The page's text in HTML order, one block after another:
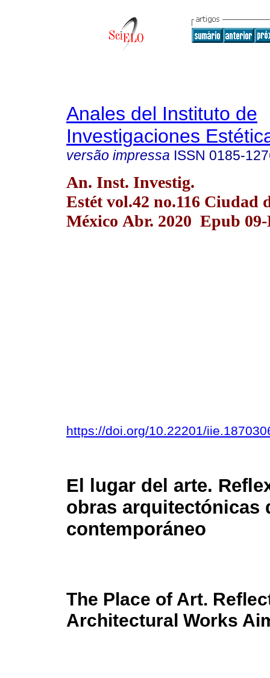
Anales del Instituto de
Investigaciones
versão impressa ISSN 0185-
An. Inst. Investig.
Estét vol.42 no.116 Ciudad
México Abr. 2020 Epub 09-
https://doi.org/10.22201/
El lugar del arte.
obras arquitectónicas
contemporáneo
The Place of Art.
Architectural Works